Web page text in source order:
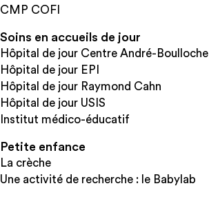
CMP COFI
Soins en accueils de jour
Hôpital de jour Centre André-Boulloche
Hôpital de jour EPI
Hôpital de jour Raymond Cahn
Hôpital de jour USIS
Institut médico-éducatif
Petite enfance
La crèche
Une activité de recherche : le Babylab